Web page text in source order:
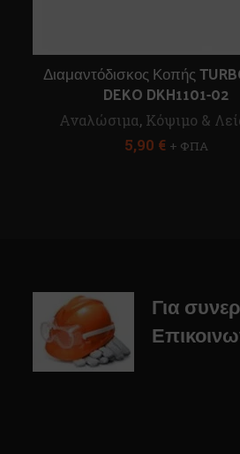
Διαμαντόδισκος Κοπής
DEKO DKH1101-02
Αναλώσιμα, Κόψιμο &
5,90 € + ΦΠΑ
Για